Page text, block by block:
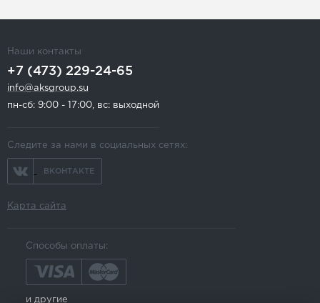
Наши контакты
+7 (473) 229-24-65
info@aksgroup.su
пн-сб: 9:00 - 17:00, вс: выходной
Следите за нами в социальных сетях:
ВКОНТАКТЕ
Карта сайта
Способы оплаты:
и другие